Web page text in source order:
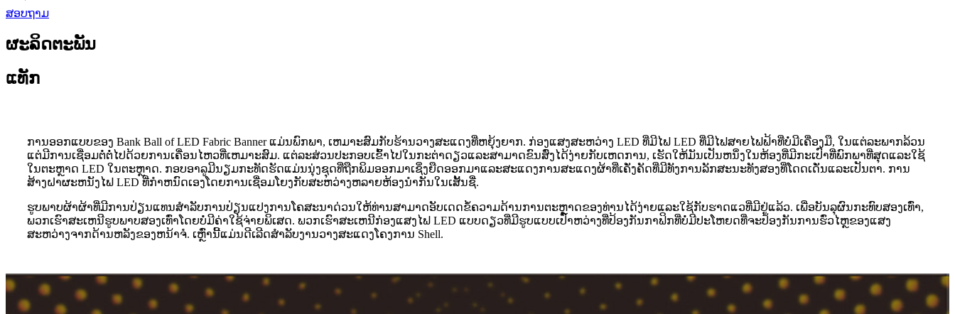
ສອບຖາມ
ຜະລິດຕະພັນ
ແທັກ
ການອອກແບບຂອງ Bank Ball of LED Fabric Banner ແມ່ນພົກພາ, ເຫມາະສົມກັບຮ້ານວາງສະແດງທີ່ຫຍຸ້ງຍາກ. ກ່ອງແສງສະຫວ່າງ LED ທີ່ມີໄຟ LED ທີ່ມີໄຟສາຍໄຟຟ້າທີ່ບໍ່ມີເຄື່ອງມື, ໃນແຕ່ລະພາກລ້ວນ
ແຕ່ມີການເຊື່ອມຕໍ່ຕໍ່ໄປດ້ວຍການເຄື່ອນໄຫວທີ່ເຫມາະສົມ. ແຕ່ລະສ່ວນປະກອບເຂົ້າໄປໃນກະຕ່າດຽວແລະສາມາດຂົນສົ່ງໄດ້ງ່າຍກັບເຫດການ, ເຮັດໃຫ້ມັນເປັນຫນຶ່ງໃນຫ້ອງທີ່ມີກະເປົາທີ່ພົກພາທີ່ສຸດແລະໃຊ້
ໃນຕະຫຼາດ LED ໃນຕະຫຼາດ. ກອບອາລູມີນຽມກະທັດຮັດແມ່ນນຸ່ງຊຸດທີ່ຖືກພິມອອກມາເຊິ່ງຍືດອອກມາແລະສະແດງການສະແດງຜ້າທີ່ເຄັ່ງຄັດທີ່ມີທັງການລັກສະນະທັງສອງທີ່ໂດດເດັ່ນແລະເປັນຕາ. ການ
ສ້າງຝາຜະຫນັງໄຟ LED ທີ່ກໍາຫນົດເອງໂດຍການເຊື່ອມໂຍງກັບສະຫວ່າງຫລາຍຫ້ອງນໍາກັນໃນເສັ້ນຊື່.
ຮູບພາບຜ້າຜ້າທີ່ມີການປ່ຽນແທນສໍາລັບການປ່ຽນແປງການໂຄສະນາດ່ວນໃຫ້ທ່ານສາມາດອັບເດດຂໍ້ຄວາມດ້ານການຕະຫຼາດຂອງທ່ານໄດ້ງ່າຍແລະໃຊ້ກັບຮາດແວທີ່ມີຢູ່ແລ້ວ. ເພື່ອບັນລຸຜົນກະທົບສອງເທົ່າ,
ພວກເຮົາສະເຫນີຮູບພາບສອງເທົ່າໂດຍບໍ່ມີຄ່າໃຊ້ຈ່າຍພິເສດ. ພວກເຮົາສະເຫນີກ່ອງແສງໄຟ LED ແບບດຽວທີ່ມີຮູບແບບເປົ່າຫວ່າງທີ່ປ້ອງກັນກາຟິກທີ່ບໍ່ມີປະໂຫຍດທີ່ຈະປ້ອງກັນການຮົ່ວໄຫຼຂອງແສງ
ສະຫວ່າງຈາກດ້ານຫລັງຂອງຫນ້າຈໍ. ເຫຼົ່ານີ້ແມ່ນດີເລີດສໍາລັບງານວາງສະແດງໂຄງການ Shell.